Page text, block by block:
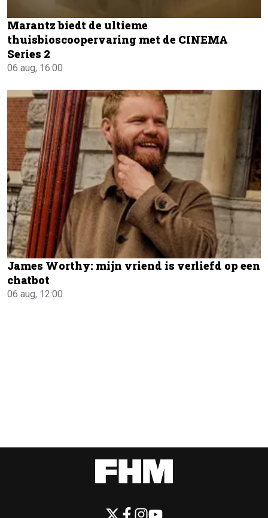
Marantz biedt de ultieme
thuisbioscoopervaring met de CINEMA
Series 2
06 aug, 16:00
James Worthy: mijn vriend is verliefd op een
chatbot
06 aug, 12:00